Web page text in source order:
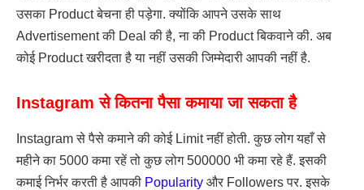
उसका Product बेचना ही पड़ेगा. क्योंकि आपने उसके साथ
Advertisement की Deal की है, ना की Product बिकवाने की. अब
कोई Product खरीदता है या नहीं उसकी जिम्मेदारी आपकी नहीं है.
Instagram से कितना पैसा कमाया जा सकता है
Instagram से पैसे कमाने की कोई Limit नहीं होती. कुछ लोग यहाँ से
महीने का 5000 कमा रहें तो कुछ लोग 500000 भी कमा रहे हैं. इसकी
कमाई निर्भर करती है आपकी Popularity और Followers पर. इसके